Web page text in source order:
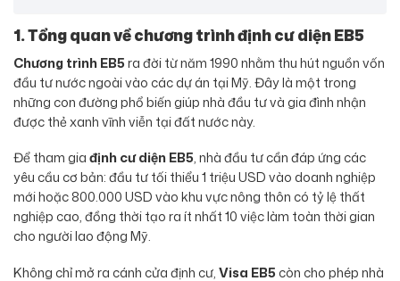
1. Tổng quan về chương trình định cư diện EB5
Chương trình EB5ra đời từ năm 1990 nhằm thu hút nguồn vốn
đầu tư nước ngoài vào các dự án tại Mỹ. Đây là một trong
những con đường phổ biến giúp nhà đầu tư và gia đình nhận
được thẻ xanh vĩnh viễn tại đất nước này.
Để tham giađịnh cư diện EB5, nhà đầu tư cần đáp ứng các
yêu cầu cơ bản: đầu tư tối thiểu 1 triệu USD vào doanh nghiệp
mới hoặc 800.000 USD vào khu vực nông thôn có tỷ lệ thất
nghiệp cao, đồng thời tạo ra ít nhất 10 việc làm toàn thời gian
cho người lao động Mỹ.
Không chỉ mở ra cánh cửa định cư,Visa EB5 còn cho phép nhà